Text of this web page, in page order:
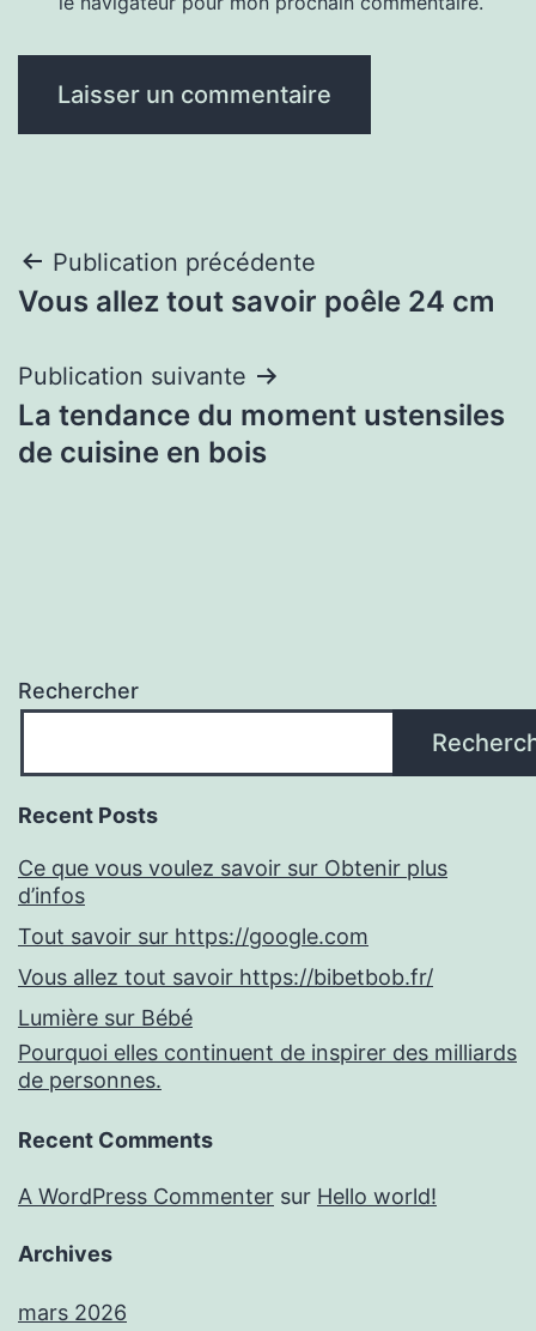
Navigation
de
l’article
Publication précédente
Vous allez tout savoir poêle 24 cm
Publication suivante
La tendance du moment ustensiles
de cuisine en bois
Rechercher
Recent Posts
Ce que vous voulez savoir sur Obtenir plus
d’infos
Tout savoir sur https://google.com
Vous allez tout savoir https://bibetbob.fr/
Lumière sur Bébé
Pourquoi elles continuent de inspirer des milliards
de personnes.
Recent Comments
A WordPress Commenter sur Hello world!
Archives
mars 2026